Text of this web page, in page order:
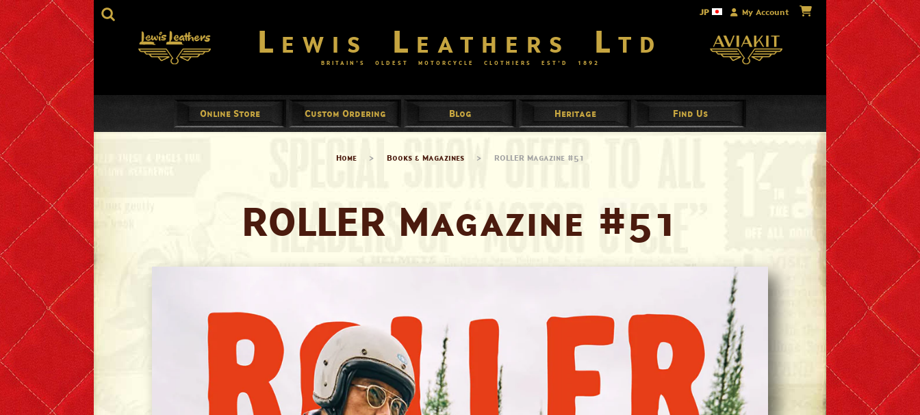
Lewis Leathers Ltd
BRITAIN’S OLDEST MOTORCYCLE CLOTHIERS EST’D 1892
JP My Account
Online Store
Jackets
T-shirts
Short Sleeve
The Leather Boys
Custom Ordering Blog Heritage Find Us
Home > Books & Magazines > ROLLER Magazine #51
ROLLER Magazine #51